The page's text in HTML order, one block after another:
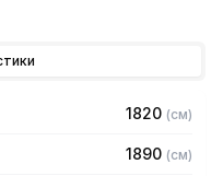
стали марки
с шагом 120
1820 (см)
1890 (см)